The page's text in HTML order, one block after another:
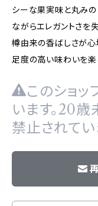
シーな果実味と丸みの
ながらエレガントさを
樽由来の香ばしさが心
足度の高い味わいを楽
このショ
います。20
禁止されてい